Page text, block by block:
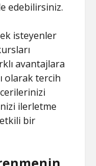
edebilirsiniz.
isteyenler
avantajlara
olarak tercih
ilerletme
etkili bir